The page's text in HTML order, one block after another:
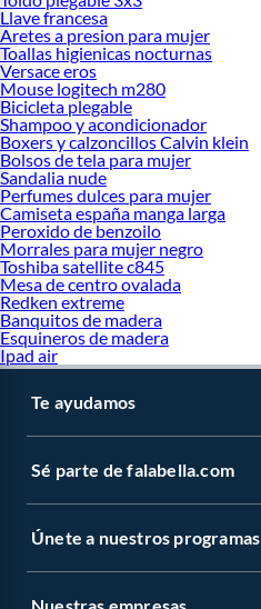
Llave francesa
Aretes a presion para mujer
Toallas higienicas nocturnas
Versace eros
Mouse logitech m280
Bicicleta plegable
Shampoo y acondicionador
Boxers y calzoncillos Calvin klein
Bolsos de tela para mujer
Sandalia nude
Perfumes dulces para mujer
Camiseta españa manga larga
Peroxido de benzoilo
Morrales para mujer negro
Toshiba satellite c845
Mesa de centro ovalada
Redken extreme
Banquitos de madera
Esquineros de madera
Ipad air
Te ayudamos
Sé parte de falabella.com
Únete a nuestros programas